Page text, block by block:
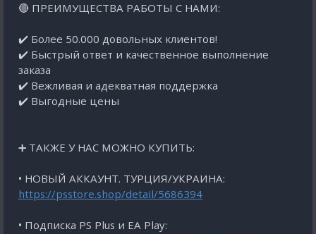
🔴 ПРЕИМУЩЕСТВА РАБОТЫ С НАМИ:
✔️ Более 50.000 довольных клиентов!
✔️ Быстрый ответ и качественное выполнение
заказа
✔️ Вежливая и адекватная поддержка
✔️ Выгодные цены
➕ ТАКЖЕ У НАС МОЖНО КУПИТЬ:
• НОВЫЙ АККАУНТ. ТУРЦИЯ/УКРАИНА:
https://psstore.shop/detail/5686394
• Подписка PS Plus и EA Play: